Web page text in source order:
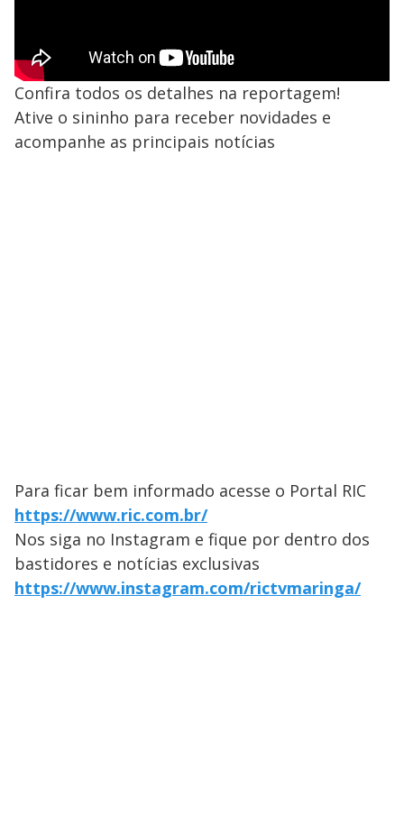
Confira todos os detalhes na reportagem!
Ative o sininho para receber novidades e
acompanhe as principais notícias
Para ficar bem informado acesse o Portal RIC
https://www.ric.com.br/
Nos siga no Instagram e fique por dentro dos
bastidores e notícias exclusivas
https://www.instagram.com/rictvmaringa/